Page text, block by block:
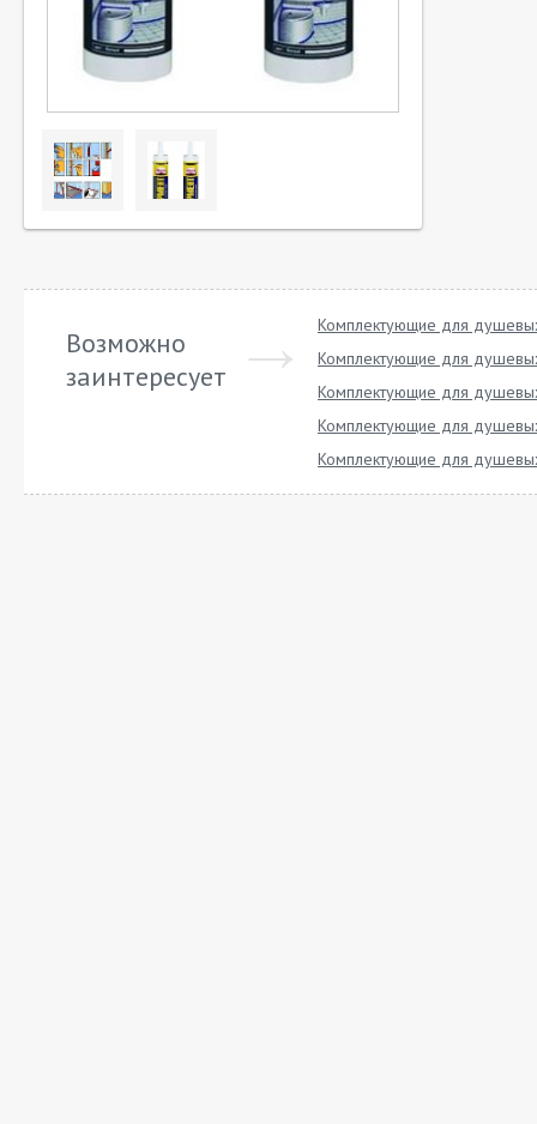
Возможно
заинтересует
Комплектующие для
Комплектующие для
Комплектующие для
Комплектующие для
Комплектующие для